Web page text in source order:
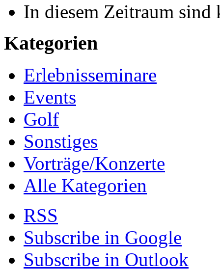
In diesem Zeitraum sind
Kategorien
Erlebnisseminare
Events
Golf
Sonstiges
Vorträge/Konzerte
Alle Kategorien
RSS
Subscribe in Google
Subscribe in Outlook